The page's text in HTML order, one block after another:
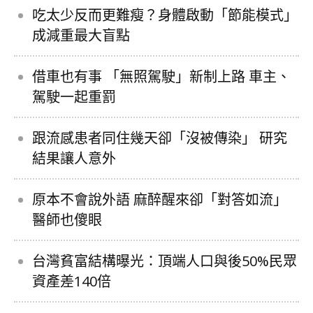
吃太少反而更難瘦？身體啟動「節能模式」
成減重最大盲點
借車也有事 「無照駕駛」新制上路 車主、
駕駛一起重罰
跟流感患者同住幾天卻「沒被傳染」 研究
結果讓人意外
原本不會說外語 麻醉醒來卻「對答如流」
醫師也傻眼
台灣貧富結構曝光：頂端人口與後50%民眾
資產差140倍